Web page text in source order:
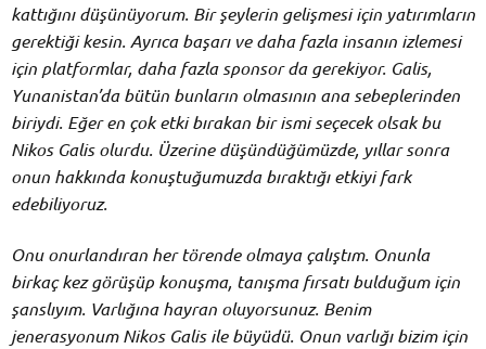
kattığını düşünüyorum. Bir şeylerin gelişmesi için yatırımların
gerektiği kesin. Ayrıca başarı ve daha fazla insanın izlemesi
için platformlar, daha fazla sponsor da gerekiyor. Galis,
Yunanistan’da bütün bunların olmasının ana sebeplerinden
biriydi. Eğer en çok etki bırakan bir ismi seçecek olsak bu
Nikos Galis olurdu. Üzerine düşündüğümüzde, yıllar sonra
onun hakkında konuştuğumuzda bıraktığı etkiyi fark
edebiliyoruz.
Onu onurlandıran her törende olmaya çalıştım. Onunla
birkaç kez görüşüp konuşma, tanışma fırsatı bulduğum için
şanslıyım. Varlığına hayran oluyorsunuz. Benim
jenerasyonum Nikos Galis ile büyüdü. Onun varlığı bizim için